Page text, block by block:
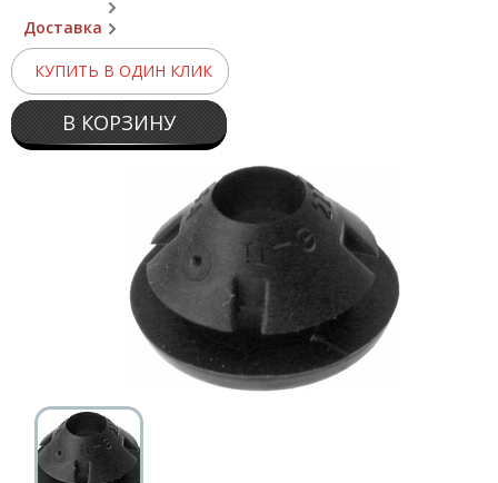
Доставка
КУПИТЬ В ОДИН КЛИК
В КОРЗИНУ